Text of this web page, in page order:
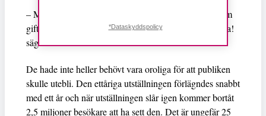
– Men så blev det inte alls. Dessutom är många av dem
gifta med kvinnliga konstnärer, så det var väldigt nöjda!
säger hon och skrattar.
De hade inte heller behövt vara oroliga för att publiken
skulle utebli. Den ettåriga utställningen förlägndes snabbt
med ett år och när utställningen slår igen kommer bortåt
2,5 miljoner besökare att ha sett den. Det är ungefär 25
*Dataskyddspolicy